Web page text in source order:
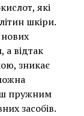
які
шкіри.
а відтак
зникає
пружним
засобів.